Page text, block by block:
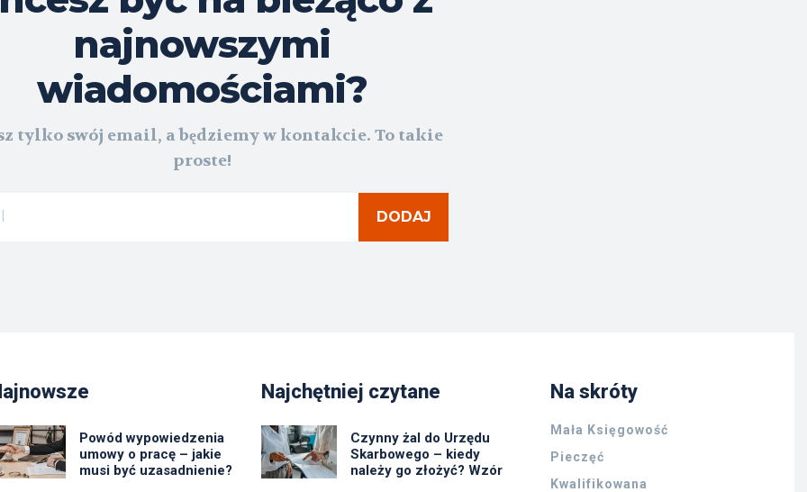
najnowszymi
wiadomościami?
tylko swój email, a będziemy w kontakcie. To takie
proste!
DODAJ
Powód wypowiedzenia
umowy o pracę – jakie
musi być uzasadnienie?
Najchętniej czytane
Czynny żal do Urzędu
Skarbowego – kiedy
należy go złożyć? Wzór
Na skróty
Mała Księgowość
Pieczęć
Kwalifikowana